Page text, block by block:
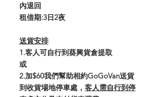
內退回
租借期:3日2夜
送貨安排
1.客人可自行到葵興貨倉提取
或
2.加$60我們幫助相約GoGoVan送貨
到收貨場地停車處， 客人需自行到停